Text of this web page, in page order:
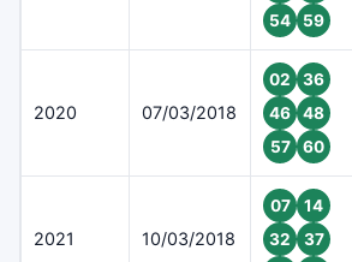
54
59
2020 07/03/2018
02
36
46
48
57
60
2021 10/03/2018
07
14
32
37